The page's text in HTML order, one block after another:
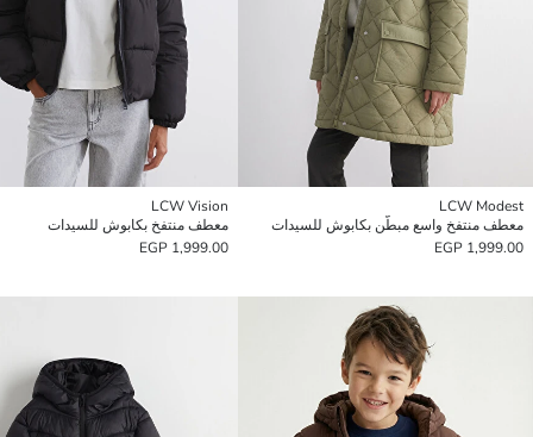
LCW Modest
معطف منتفخ واسع مبطّن بكابوش للسيدات
1,999.00 EGP
LCW Vision
معطف منتفخ بكابوش للسيدات
1,999.00 EGP